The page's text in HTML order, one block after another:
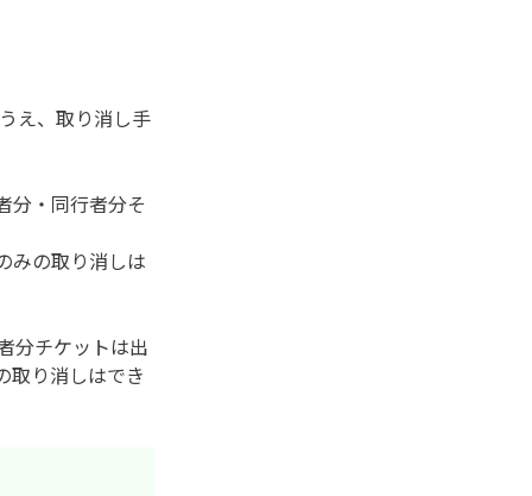
え、取り消し手
分・同行者分そ
みの取り消しは
分チケットは出
取り消しはでき